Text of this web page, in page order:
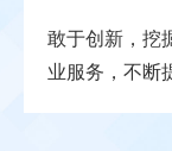
敢于创新，挖
业服务，不断